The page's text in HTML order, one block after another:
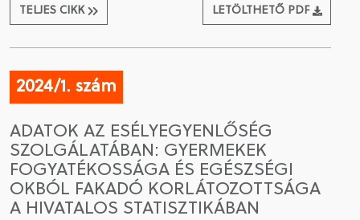
TELJES CIKK LETÖLTHETŐ PDF
2024/1. szám
ADATOK AZ ESÉLYEGYENLŐSÉG
SZOLGÁLATÁBAN: GYERMEKEK
FOGYATÉKOSSÁGA ÉS EGÉSZSÉGI
OKBÓL FAKADÓ KORLÁTOZOTTSÁGA
A HIVATALOS STATISZTIKÁBAN